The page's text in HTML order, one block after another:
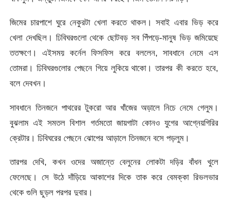
জিমের চারপাশে ঘুরে নেকুরটা খেলা করতে থাকল। সবাই এবার ভিড় করে
খেলা দেখছিল। ঢিবিঘরগুলো থেকে ছোটবড় সব পিঁপড়ে-মানুষ ভিড় জমিয়েছে
ততক্ষণে। এইসময় কর্নেল ফিসফিস করে বললেন, সাবধানে নেমে এস
তোমরা। ঢিবিঘরগুলোর পেছনে গিয়ে লুকিয়ে থাকো। তারপর কী করতে হবে,
বলে দেবখন।
সাবধানে তিনজনে পাথরের টুকরো আর খাঁজের অড়ালে নিচে নেমে গেলুম।
বুঝলাম এই সমতল বিশাল গর্তমতো জায়গাটা কোনও যুগের আগ্নেয়গিরির
ক্রেটার। ঢিবিঘরের পেছনে ঝোপের আড়ালে তিনজনে বসে পড়লুম।
তারপর দেখি, কখন ওদের অজান্তে বেলুনের লোকটা দড়ির বাঁধন খুলে
ফেলেছে। সে উঠে দাঁড়িয়ে আকাশের দিকে তাক করে বেমক্কা রিভলভার
থেকে গুলি ছুড়ল পরপর দুবার।